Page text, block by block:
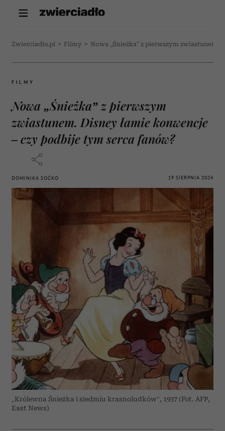
Zwierciadlo.pl > Filmy > Nowa „Śnieżka” z pierwszym zwiastunem.
FILMY
Nowa „Śnieżka” z pierwszym
zwiastunem. Disney łamie konwencje
– czy podbije tym serca fanów?
DOMINIKA SOĆKO 19 SIERPNIA 2024
„Królewna Śnieżka i siedmiu krasnoludków”, 1937 (Fot. AFP,
East News)